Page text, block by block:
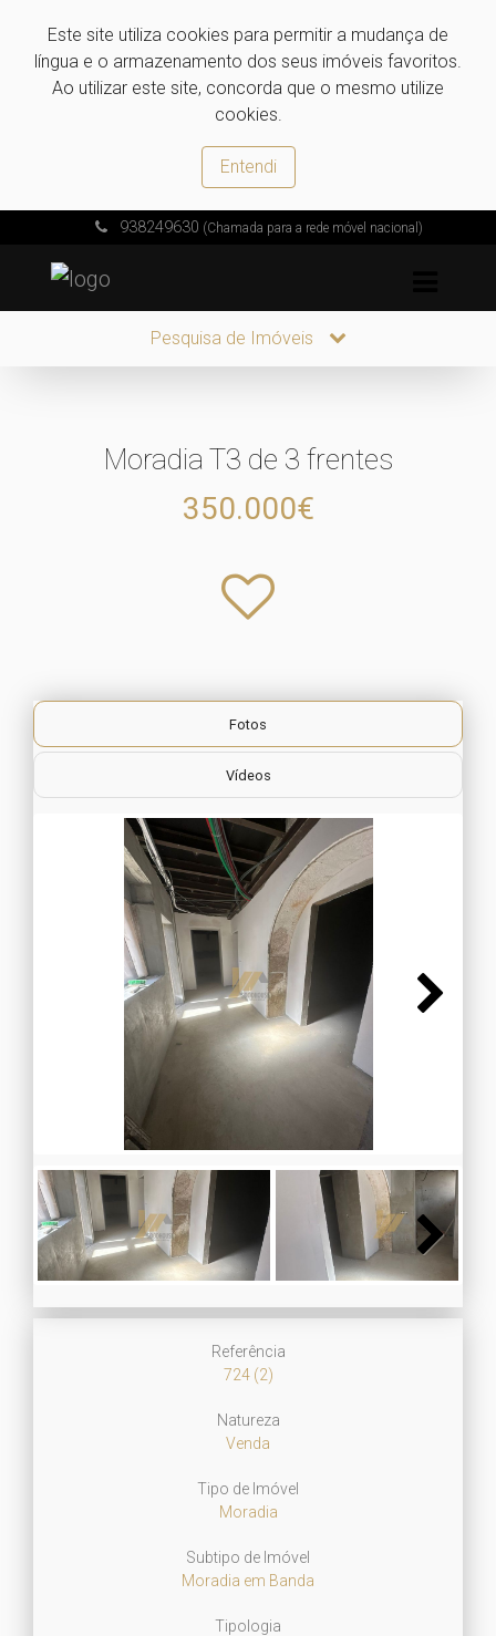
Este site utiliza cookies para permitir a mudança de
língua e o armazenamento dos seus imóveis favoritos.
Ao utilizar este site, concorda que o mesmo utilize
cookies.
Entendi
938249630 (Chamada para a rede móvel nacional)
Pesquisa de Imóveis
Moradia T3 de 3 frentes
350.000€
Fotos
Vídeos
Next
Referência
724 (2)
Natureza
Venda
Tipo de Imóvel
Moradia
Subtipo de Imóvel
Moradia em Banda
Tipologia